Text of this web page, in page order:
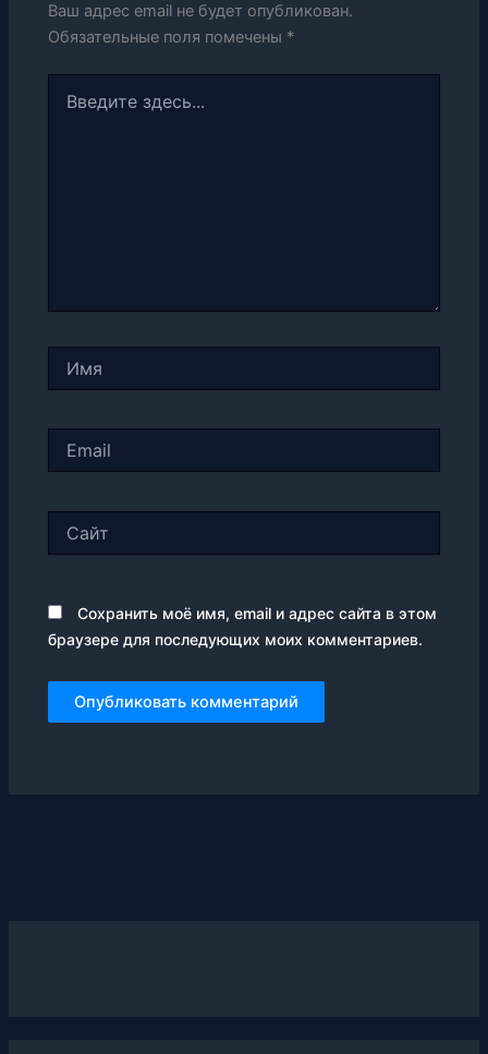
Ваш адрес email не будет опубликован.
Обязательные поля помечены *
здесь...
Сохранить моё имя, email и адрес сайта в этом
браузере для последующих моих комментариев.